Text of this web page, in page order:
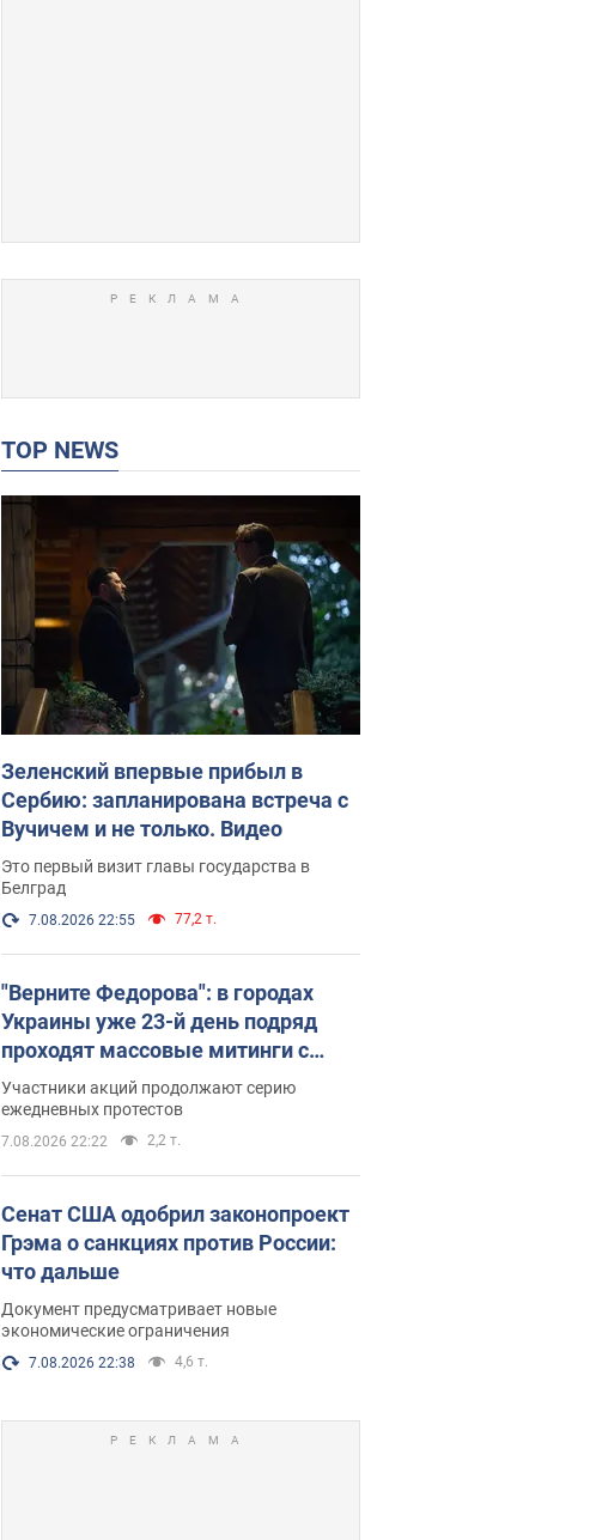
TOP NEWS
Зеленский впервые прибыл в
Сербию: запланирована встреча с
Вучичем и не только. Видео
Это первый визит главы государства в
Белград
7.08.2026 22:55 77,2 т.
"Верните Федорова": в городах
Украины уже 23-й день подряд
проходят массовые митинги с
плакатами. Фото и видео
Участники акций продолжают серию
ежедневных протестов
7.08.2026 22:22 2,2 т.
Сенат США одобрил законопроект
Грэма о санкциях против России:
что дальше
Документ предусматривает новые
экономические ограничения
7.08.2026 22:38 4,6 т.